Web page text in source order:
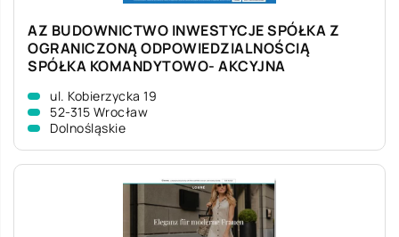
AZ BUDOWNICTWO INWESTYCJE SPÓŁKA Z
OGRANICZONĄ ODPOWIEDZIALNOŚCIĄ
SPÓŁKA KOMANDYTOWO- AKCYJNA
ul. Kobierzycka 19
52-315 Wrocław
Dolnośląskie